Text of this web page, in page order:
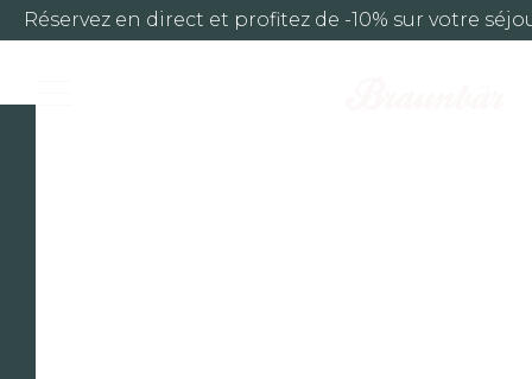
Réservez en direct et profitez de -10% sur votre